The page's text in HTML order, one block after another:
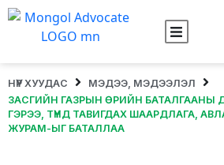
НҮҮР ХУУДАС
МЭДЭЭ, МЭДЭЭЛЭЛ
ЗАСГИЙН ГАЗРЫН ӨРИЙН БАТАЛГААНЫ
ГЭРЭЭ, ТҮҮНД ТАВИГДАХ ШААРДЛАГА,
ЖУРАМ-ЫГ БАТАЛЛАА